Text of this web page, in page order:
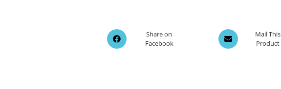
Opens
in
Share on
Facebook
Opens
in
Mail This
Product